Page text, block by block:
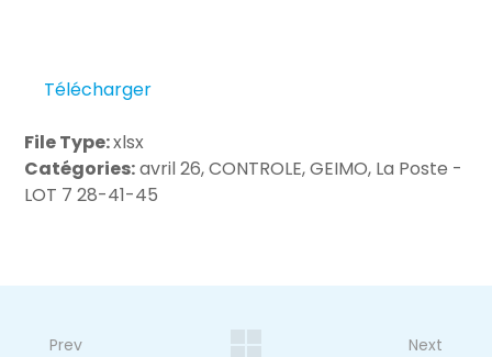
Télécharger
File Type:xlsx
Catégories:avril 26, CONTROLE, GEIMO, La Poste -
LOT 7 28-41-45
Prev Next